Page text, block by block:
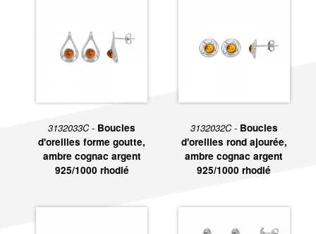
3132033C - Boucles
d'oreilles forme goutte,
ambre cognac argent
925/1000 rhodié
3132032C - Boucles
d'oreilles rond ajourée,
ambre cognac argent
925/1000 rhodié